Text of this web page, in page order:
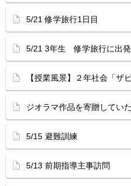
5/21 修学旅行1日目
5/21 3年生 修学旅行に出
【授業風景】２年社会「ザ
ジオラマ作品を寄贈してい
5/15 避難訓練
5/13 前期指導主事訪問